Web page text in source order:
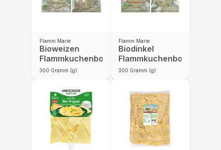
Flamm Marie
Bioweizen
Flammkuchenboden
300 Gramm (g)
Flamm Marie
Biodinkel
Flammkuchenboden
300 Gramm (g)